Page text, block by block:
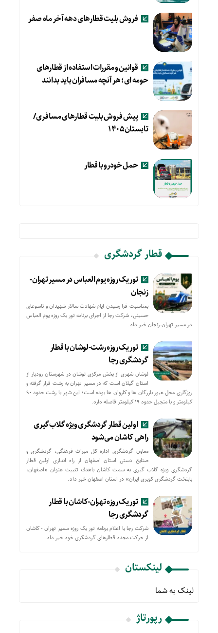
فروش بلیت قطارهای دهه آخر ماه صفر
قوانین و مقررات استفاده از قطارهای
حومه ای؛ هر آنچه مسافران باید بدانند
پیش فروش بلیت قطارهای مسافری/
تابستان۱۴۰۵
حمل خودرو با قطار
قطار گردشگری
تور یک روزه یوم العباس در مسیر تهران-
زنجان
بمناسبت فرا رسیدن ایام شهادت سالار شهیدان و تاسوعای
حسینی، شرکت رجا از اجرای برنامه تور یک روزه یوم العباس
در مسیر تهران-زنجان خبر داد.
تور یک روزه رشت-لوشان با قطار
گردشگری رجا
لوشان شهری از بخش مرکزی لوشان در شهرستان رودبار از
استان گیلان است که در مسیر تهران به رشت قرار گرفته و
روزگاری محل عبور بازرگان ها و کاروان ها بوده است؛ این شهر با رشت حدود ۹۰
کیلومتر و با منجیل حدود ۱۹ کیلومتر فاصله دارد.
اولین قطار گردشگری ویژه گلاب‌گیری
راهی کاشان می‌شود
معاون گردشگری اداره کل میراث فرهنگی، گردشگری و
صنایع دستی استان اصفهان از راه اندازی اولین قطار
گردشگری ویژه گلاب گیری به سمت کاشان باهدف تثبیت عنوان «اصفهان،
پایتخت گردشگری کویری ایران» در استان اصفهان خبر داد.
تور یک روزه تهران-کاشان با قطار
گردشگری رجا
شرکت رجا با اعلام برنامه تور یک روزه مسیر تهران - کاشان
از حركت مجدد قطارهای گردشگری خود خبر داد.
لینکستان
لینک به شما
رپورتاژ